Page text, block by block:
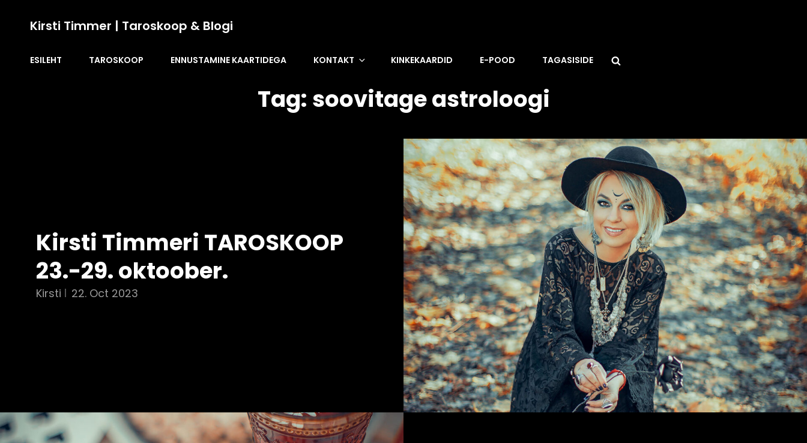
Kirsti Timmer | Taroskoop & Blogi
ESILEHT TAROSKOOP ENNUSTAMINE KAARTIDEGA KONTAKT KINKEKAARDID E-POOD TAGASISIDE
Tag: soovitage astroloogi
Kirsti Timmeri TAROSKOOP
23.-29. oktoober.
Kirsti 22. Oct 2023